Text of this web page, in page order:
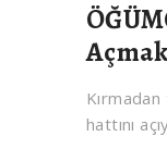
hattını